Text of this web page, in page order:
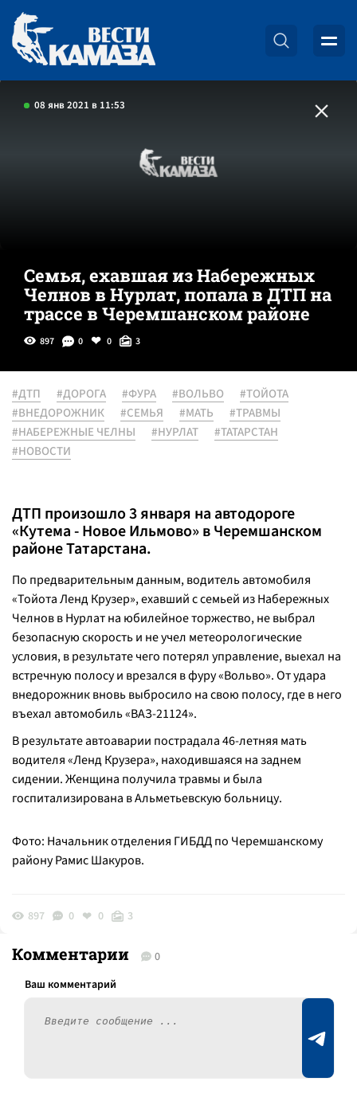
08 янв 2021 в 11:53
Семья, ехавшая из Набережных
Челнов в Нурлат, попала в ДТП на
трассе в Черемшанском районе
897 0 0 3
#ДТП #ДОРОГА #ФУРА #ВОЛЬВО
#ТОЙОТА
#ВНЕДОРОЖНИК
#СЕМЬЯ #МАТЬ
#ТРАВМЫ
#НАБЕРЕЖНЫЕ ЧЕЛНЫ
#НУРЛАТ
#ТАТАРСТАН
#НОВОСТИ
ДТП произошло 3 января на автодороге
«Кутема - Новое Ильмово» в Черемшанском
районе Татарстана.
По предварительным данным, водитель автомобиля
«Тойота Ленд Крузер», ехавший с семьей из Набережных
Челнов в Нурлат на юбилейное торжество, не выбрал
безопасную скорость и не учел метеорологические
условия, в результате чего потерял управление, выехал на
встречную полосу и врезался в фуру «Вольво». От удара
внедорожник вновь выбросило на свою полосу, где в него
въехал автомобиль «ВАЗ-21124».
В результате автоаварии пострадала 46-летняя мать
водителя «Ленд Крузера», находившаяся на заднем
сидении. Женщина получила травмы и была
госпитализирована в Альметьевскую больницу.
Фото: Начальник отделения ГИБДД по Черемшанскому
району Рамис Шакуров.
897 0 0 3
Комментарии 0